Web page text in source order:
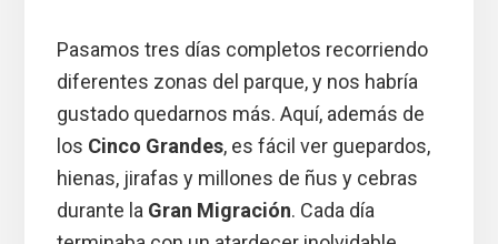
Pasamos tres días completos recorriendo
diferentes zonas del parque, y nos habría
gustado quedarnos más. Aquí, además de
los Cinco Grandes, es fácil ver guepardos,
hienas, jirafas y millones de ñus y cebras
durante la Gran Migración. Cada día